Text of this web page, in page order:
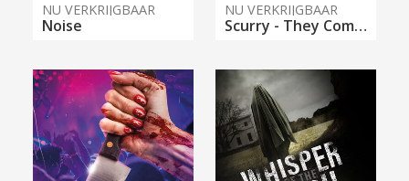
NU VERKRIJGBAAR
Noise
NU VERKRIJGBAAR
Scurry - They Come From Below